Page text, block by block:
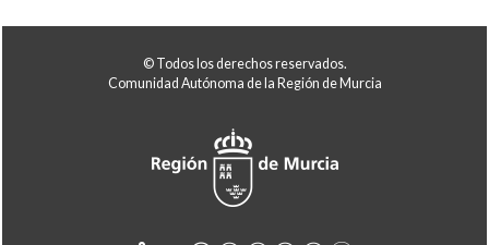
© Todos los derechos reservados.
Comunidad Autónoma de la Región de Murcia